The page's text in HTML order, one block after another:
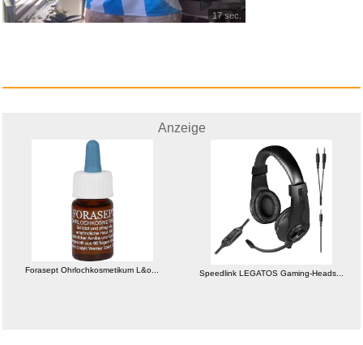
WORX WG801E.91
17 sec.
Anzeige
Forasept Ohrlochkosmetikum L&o... Speedlink LEGATOS Gaming-Heads...